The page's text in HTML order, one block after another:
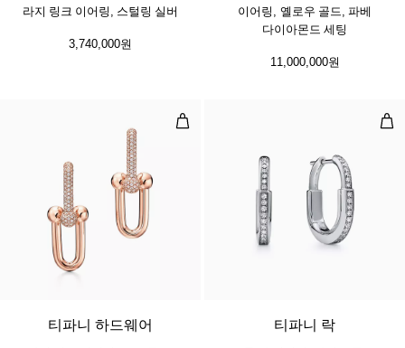
라지 링크 이어링, 스털링 실버
3,740,000원
이어링, 옐로우 골드, 파베
다이아몬드 세팅
11,000,000원
라지 링크 이어링, 로즈 골드, 파베
티파니 하드웨어
스
티파니 락